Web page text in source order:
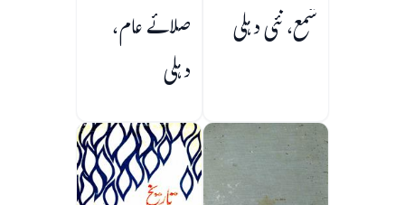
شمع، نئی دہلی صلائے عام،
دہلی